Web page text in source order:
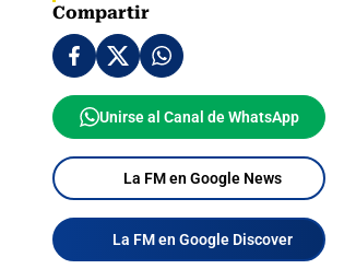
Compartir
Unirse al Canal de WhatsApp
La FM en Google News
La FM en Google Discover